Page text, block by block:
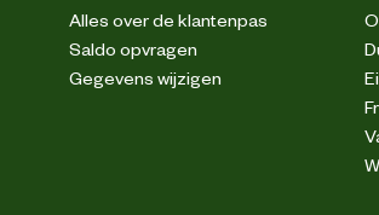
Alles over de klantenpas
Saldo opvragen
Gegevens wijzigen